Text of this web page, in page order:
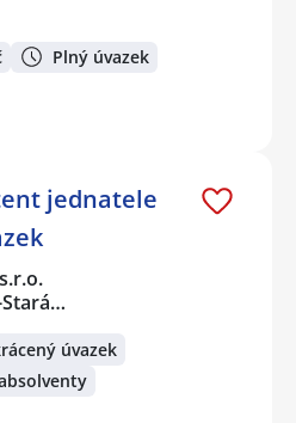
Plný úvazek
jednatele
úvazek